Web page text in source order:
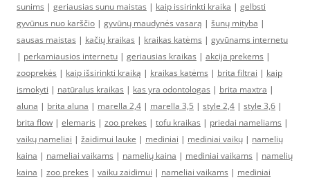
sunims | geriausias sunu maistas | kaip issirinkti kraika | gelbsti
gyvūnus nuo karščio | gyvūnų maudynės vasarą | šunų mityba |
sausas maistas | kačių kraikas | kraikas katėms | gyvūnams internetu
| perkamiausios internetu | geriausias kraikas | akcija prekems |
zooprekės | kaip išsirinkti kraiką | kraikas katėms | brita filtrai | kaip
ismokyti | natūralus kraikas | kas yra odontologas | brita maxtra |
aluna | brita aluna | marella 2,4 | marella 3,5 | style 2,4 | style 3,6 |
brita flow | elemaris | zoo prekes | tofu kraikas | priedai nameliams |
vaikų nameliai | žaidimui lauke | mediniai | mediniai vaikų | namelių
kaina | nameliai vaikams | namelių kaina | mediniai vaikams | namelių
kaina | zoo prekes | vaiku zaidimui | nameliai vaikams | mediniai